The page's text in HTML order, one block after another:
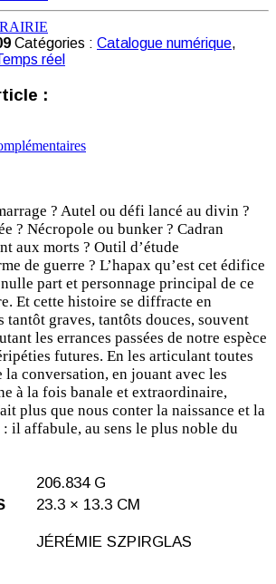
Catégories : Catalogue numérique,
réel
:
? Autel ou défi lancé au divin ?
? Nécropole ou bunker ? Cadran
aux morts ? Outil d’étude
de guerre ? L’hapax qu’est cet édifice
part et personnage principal de ce
Et cette histoire se diffracte en
graves, tantôts douces, souvent
les errances passées de notre espèce
futures. En les articulant toutes
la conversation, en jouant avec les
à la fois banale et extraordinaire,
plus que nous conter la naissance et la
il affabule, au sens le plus noble du
206.834 G
23.3 × 13.3 CM
JÉRÉMIE SZPIRGLAS